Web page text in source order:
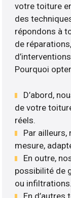
votre toiture
des
répondons à
de
Pourquoi
D’abord,
de votre
réels.
Par
mesure,
En outre,
possibilité de
ou infiltrations.
En